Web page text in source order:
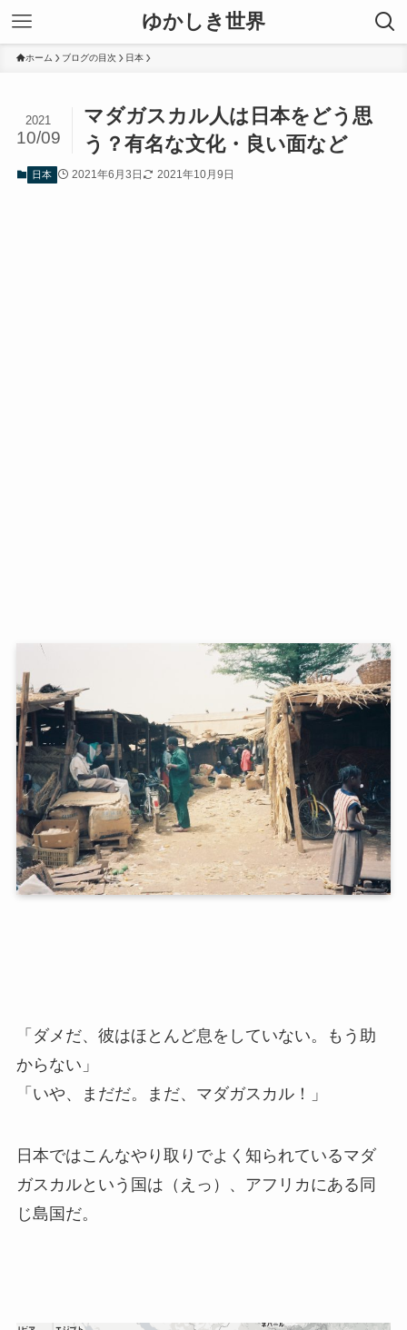
ゆかしき世界
ホーム ブログの目次 日本
マダガスカル人は日本をどう思
う？有名な文化・良い面など
2021
10/09
日本 2021年6月3日 2021年10月9日
「ダメだ、彼はほとんど息をしていない。もう助
からない」
「いや、まだだ。まだ、マダガスカル！」
日本ではこんなやり取りでよく知られているマダ
ガスカルという国は（えっ）、アフリカにある同
じ島国だ。